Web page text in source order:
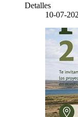
Detalles
10-07-